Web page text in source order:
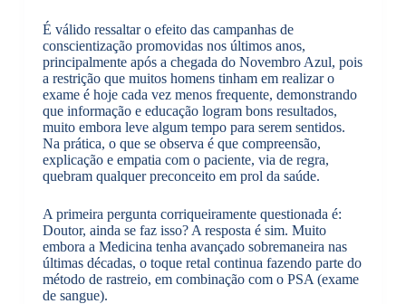
É válido ressaltar o efeito das campanhas de
conscientização promovidas nos últimos anos,
principalmente após a chegada do Novembro Azul, pois
a restrição que muitos homens tinham em realizar o
exame é hoje cada vez menos frequente, demonstrando
que informação e educação logram bons resultados,
muito embora leve algum tempo para serem sentidos.
Na prática, o que se observa é que compreensão,
explicação e empatia com o paciente, via de regra,
quebram qualquer preconceito em prol da saúde.
A primeira pergunta corriqueiramente questionada é:
Doutor, ainda se faz isso? A resposta é sim. Muito
embora a Medicina tenha avançado sobremaneira nas
últimas décadas, o toque retal continua fazendo parte do
método de rastreio, em combinação com o PSA (exame
de sangue).